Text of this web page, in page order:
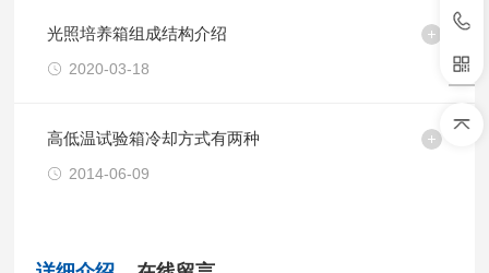
光照培养箱组成结构介绍
2020-03-18
高低温试验箱冷却方式有两种
2014-06-09